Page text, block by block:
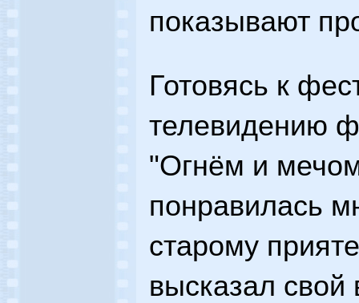
показывают
Готовясь к
телевидению
"Огнём и
понравилась
старому
высказал свой